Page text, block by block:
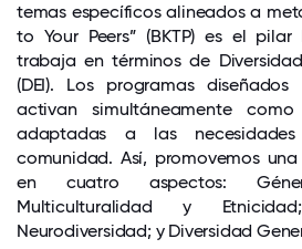
temas específicos alineados a
to Your Peers” (BKTP) es el
trabaja en términos de
(DEI). Los programas
activan simultáneamente
adaptadas a las
comunidad. Así, promovemos
en cuatro aspectos:
Multiculturalidad y
Neurodiversidad; y Diversidad